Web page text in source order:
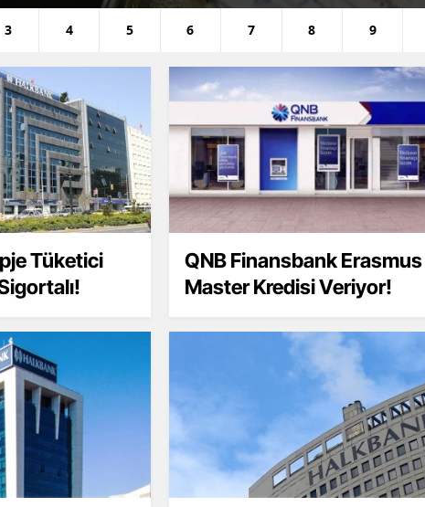
3 4 5 6 7 8 9
Tüketici
QNB Finansbank Erasmus
Master Kredisi Veriyor!